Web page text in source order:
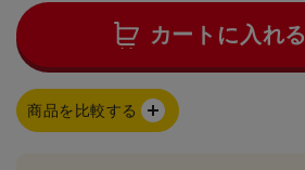
カートに入れる
商品を比較する